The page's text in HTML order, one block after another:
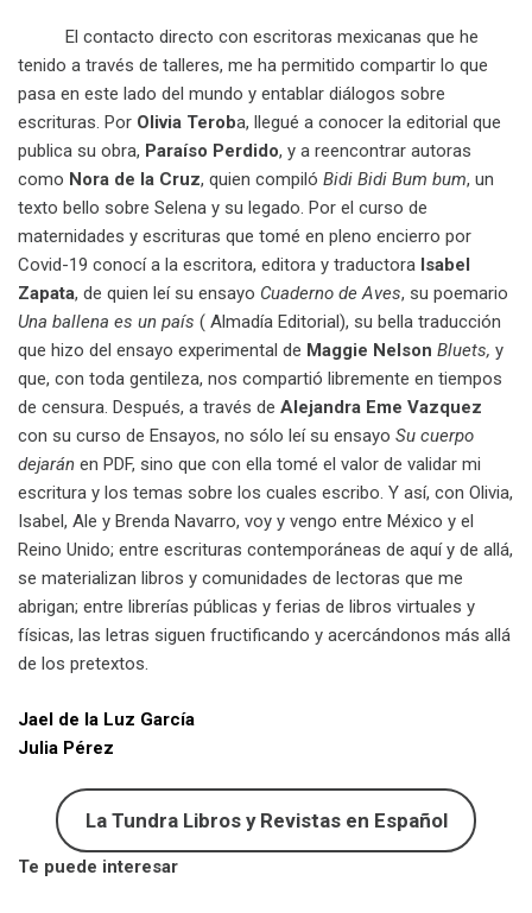
El contacto directo con escritoras mexicanas que he
tenido a través de talleres, me ha permitido compartir lo que
pasa en este lado del mundo y entablar diálogos sobre
escrituras. Por Olivia Teroba, llegué a conocer la editorial que
publica su obra, Paraíso Perdido, y a reencontrar autoras
como Nora de la Cruz, quien compiló Bidi Bidi Bum bum, un
texto bello sobre Selena y su legado. Por el curso de
maternidades y escrituras que tomé en pleno encierro por
Covid-19 conocí a la escritora, editora y traductora Isabel
Zapata, de quien leí su ensayo Cuaderno de Aves, su poemario
Una ballena es un país ( Almadía Editorial), su bella traducción
que hizo del ensayo experimental de Maggie Nelson Bluets, y
que, con toda gentileza, nos compartió libremente en tiempos
de censura. Después, a través de Alejandra Eme Vazquez
con su curso de Ensayos, no sólo leí su ensayo Su cuerpo
dejarán en PDF, sino que con ella tomé el valor de validar mi
escritura y los temas sobre los cuales escribo. Y así, con Olivia,
Isabel, Ale y Brenda Navarro, voy y vengo entre México y el
Reino Unido; entre escrituras contemporáneas de aquí y de allá,
se materializan libros y comunidades de lectoras que me
abrigan; entre librerías públicas y ferias de libros virtuales y
físicas, las letras siguen fructificando y acercándonos más allá
de los pretextos.
Jael de la Luz García
Julia Pérez
La Tundra Libros y Revistas en Español
Te puede interesar